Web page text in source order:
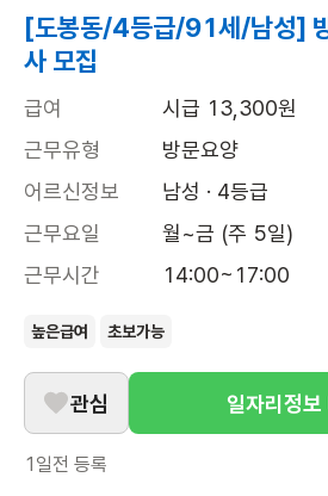
[도봉동/4등급/91세/남성]
사 모집
급여
시급 13,300원
근무유형
방문요양
어르신정보
남성 · 4등급
근무요일
월~금 (주 5일)
근무시간
14:00~17:00
높은급여 초보가능
관심 일자리정보
1일전 등록